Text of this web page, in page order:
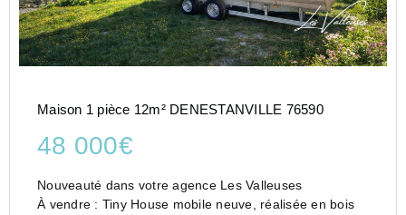
Maison 1 pièce 12m² DENESTANVILLE 76590
48 000€
Nouveauté dans votre agence Les Valleuses
À vendre : Tiny House mobile neuve, réalisée en bois